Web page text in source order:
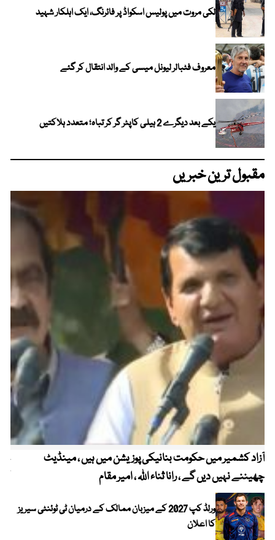
لکی مروت میں پولیس اسکواڈ پر فائرنگ، ایک اہلکار شہید
معروف فٹبالر لیونل میسی کے والد انتقال کر گئے
یکے بعد دیگرے 2 ہیلی کاپٹر گر کر تباہ؛ متعدد ہلاکتیں
مقبول ترین خبریں
آزاد کشمیر میں حکومت بنانیکی پوزیشن میں ہیں ، مینڈیٹ
چھیننے نہیں دیں گے ، رانا ثناء اللہ ، امیر مقام
ورلڈ کپ 2027 کے میزبان ممالک کے درمیان ٹی ٹوئنٹی سیریز
کا اعلان